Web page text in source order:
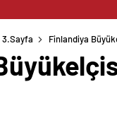
3.Sayfa Finlandiya